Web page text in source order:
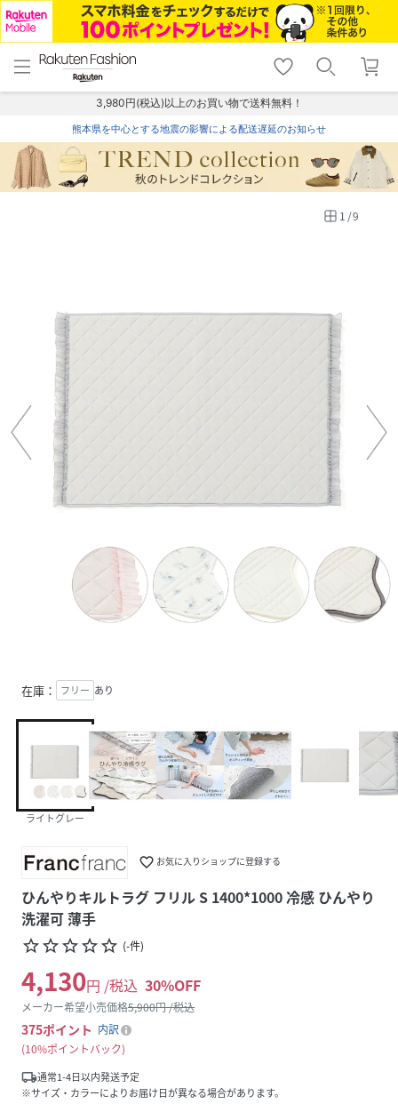
menu home
トップ
shopping_cart lock_outline
ログイン
3,980円(税込)以上のお買い物で送料無料！
熊本県を中心とする地震の影響による配送遅延のお知らせ
1 /9
在庫： フリー あり
ライトグレー
favorite_border お気に入りショップに登録する
ひんやりキルトラグ フリル S 1400*1000 冷感 ひんやり
洗濯可 薄手
star_borderstar_borderstar_borderstar_borderstar_border (-件)
4,130円 /税込 30%OFF
メーカー希望小売価格5,900円 /税込
375ポイント 内訳
10%ポイントバック
local_shipping通常1-4日以内発送予定
※サイズ・カラーによりお届け日が異なる場合があります。